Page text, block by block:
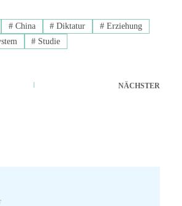
#China # Diktatur # Erziehung
# Studie
NÄCHSTER